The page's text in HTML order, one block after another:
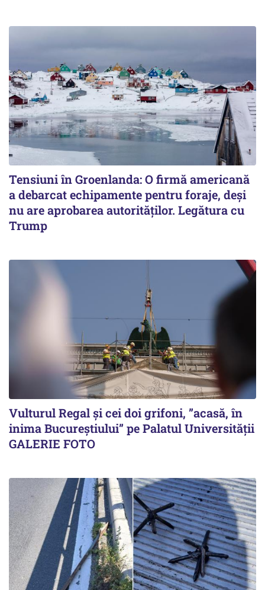
Tensiuni în Groenlanda: O firmă americană
a debarcat echipamente pentru foraje, deși
nu are aprobarea autorităților. Legătura cu
Trump
Vulturul Regal și cei doi grifoni, ”acasă, în
inima Bucureștiului” pe Palatul Universității
GALERIE FOTO